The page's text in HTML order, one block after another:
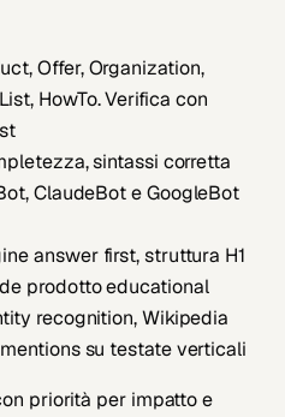
Offer, Organization,
HowTo. Verifica con
sintassi corretta
ClaudeBot e GoogleBot
answer first, struttura H1
prodotto educational
recognition, Wikipedia
su testate verticali
priorità per impatto e